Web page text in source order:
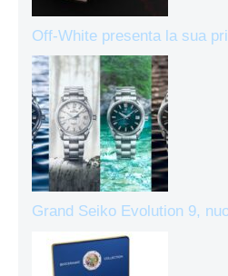
Off-White presenta la sua
Grand Seiko Evolution 9,